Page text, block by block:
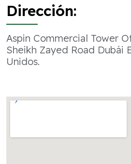
Dirección:
Aspin Commercial Tower
Sheikh Zayed Road Dubái
Unidos.